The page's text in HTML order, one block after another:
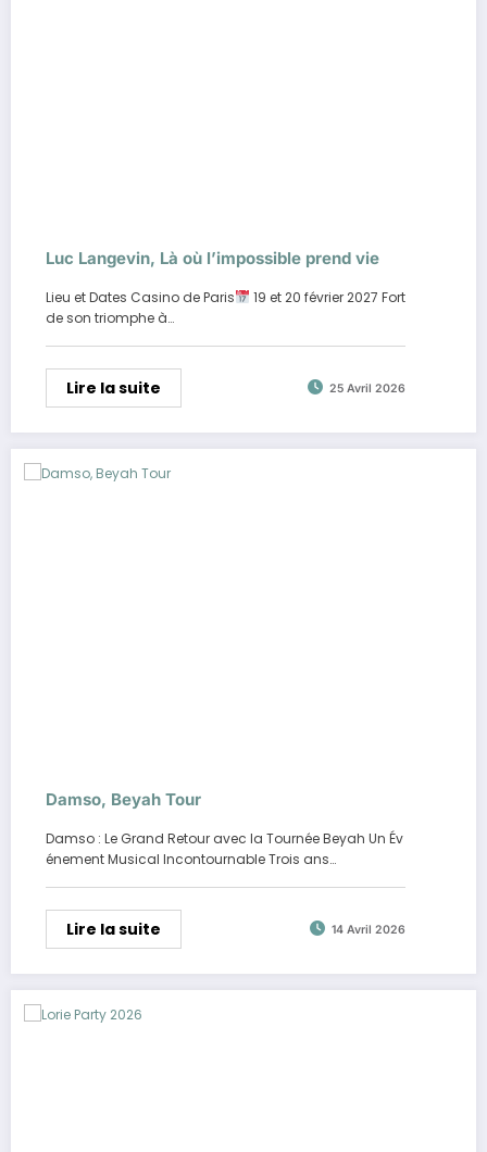
Luc Langevin, Là où l’impossible prend vie
Lieu et Dates Casino de Paris
19 et 20 février 2027 Fort
de son triomphe à…
Lire la suite 25 Avril 2026
Damso, Beyah Tour
Damso : Le Grand Retour avec la Tournée Beyah Un Év
énement Musical Incontournable Trois ans…
Lire la suite 14 Avril 2026